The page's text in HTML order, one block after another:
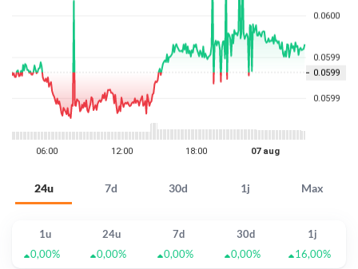
24u 7d 30d 1j Max
1u 24u 7d 30d
1j
0,00%
0,00% 0,00% 0,00% 16,00%